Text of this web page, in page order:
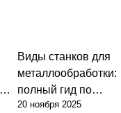
Виды станков для
металлообработки:
полный гид по
выбору
20 ноября 2025